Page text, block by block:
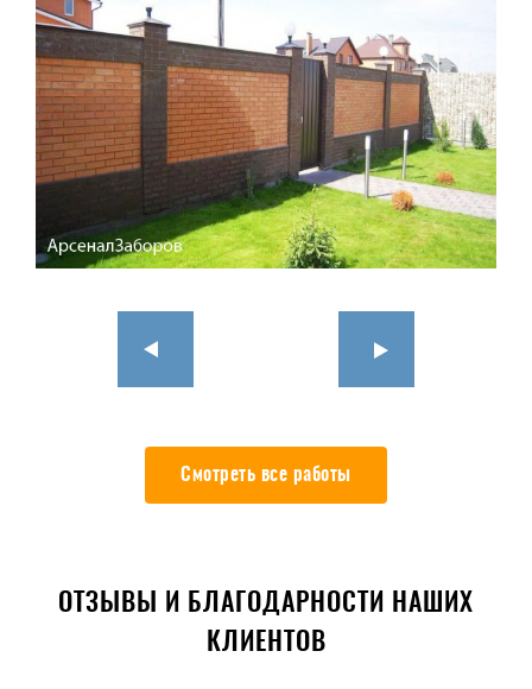
Смотреть все работы
ОТЗЫВЫ И БЛАГОДАРНОСТИ НАШИХ
КЛИЕНТОВ